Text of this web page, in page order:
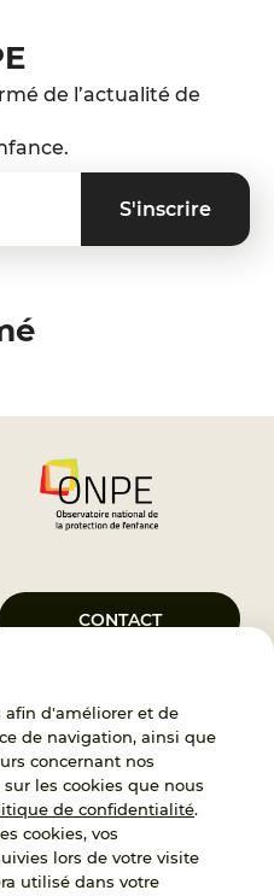
afin d'améliorer et de
de navigation, ainsi que
concernant nos
les cookies que nous
de confidentialité.
cookies, vos
lors de votre visite
utilisé dans votre
de l’actualité de
CONTACT
Enfance Protégée, créé le 5
les missions de service public du
et de traitement des
France Enfance
et une ressource pour
qu’un appui à l’élaboration de la
à l’activité des conseils